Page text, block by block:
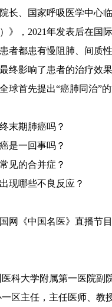
长、国家呼吸医学中心
》，2021年发表后在国
者都患有慢阻肺、间质
终影响了患者的治疗效
球首先提出“癌肺同治”
末期肺癌吗？
是一回事吗？
见的合并症？
现哪些不良反应？
网《中国名医》直播节目
医科大学附属第一医院副
区主任，主任医师、教